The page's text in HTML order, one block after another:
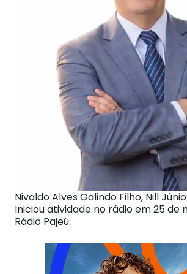
Nivaldo Alves Galindo Filho, Nill
Iniciou atividade no rádio em 25 de
Rádio Pajeú.